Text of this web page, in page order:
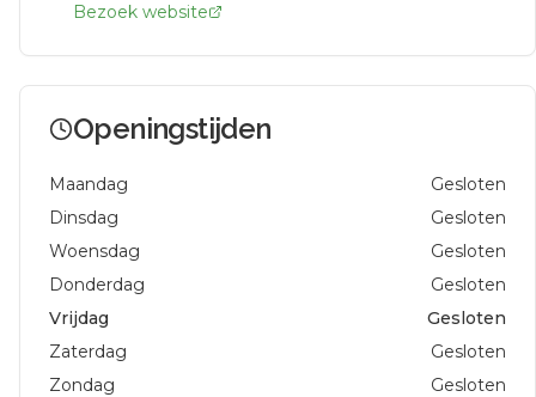
Bezoek website
Openingstijden
Maandag
Gesloten
Dinsdag
Gesloten
Woensdag
Gesloten
Donderdag
Gesloten
Vrijdag
Gesloten
Zaterdag
Gesloten
Zondag
Gesloten